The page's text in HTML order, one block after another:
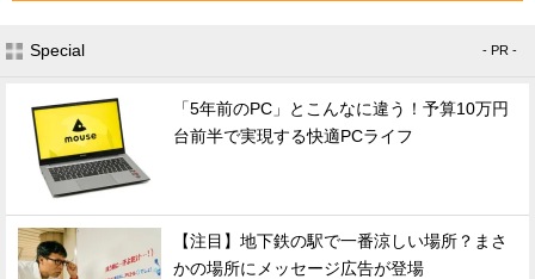
Special - PR -
「5年前のPC」とこんなに違う！予算10万円
台前半で実現する快適PCライフ
【注目】地下鉄の駅で一番涼しい場所？まさ
かの場所にメッセージ広告が登場